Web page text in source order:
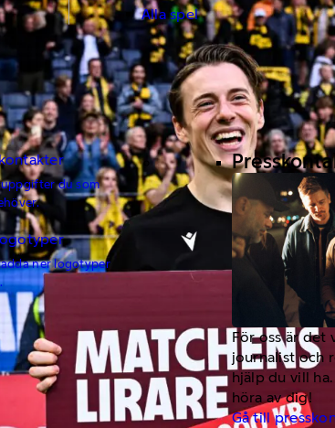
Alla spel
du som
ner logotyper
För oss är det
journalist och
hjälp du vill
höra av dig!
Gå till